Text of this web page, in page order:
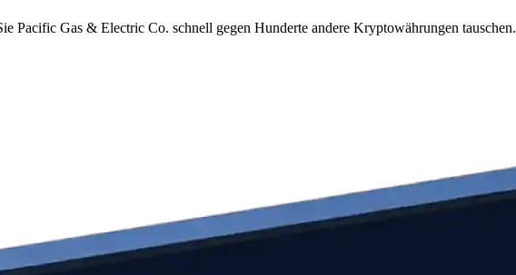
Gas & Electric Co. schnell gegen Hunderte andere Kryptowährungen tauschen.